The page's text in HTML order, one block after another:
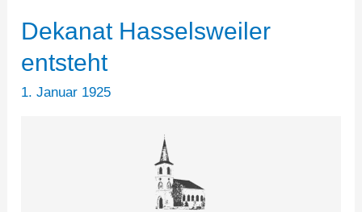
Dekanat Hasselsweiler
entsteht
1. Januar 1925